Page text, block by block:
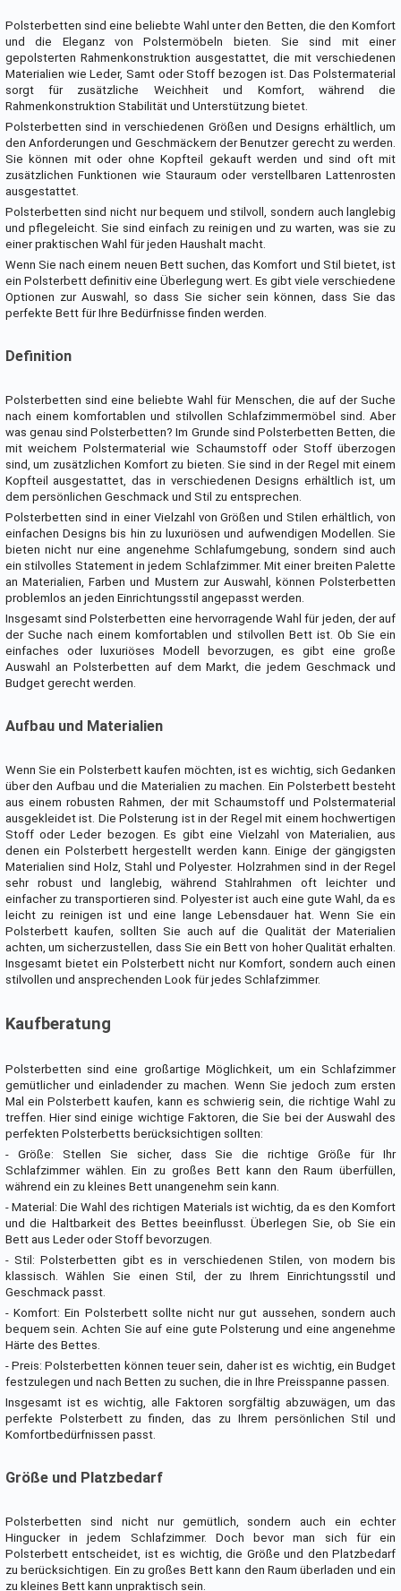
Polsterbetten sind eine beliebte Wahl unter den Betten, die den Komfort
und die Eleganz von Polstermöbeln bieten. Sie sind mit einer
gepolsterten Rahmenkonstruktion ausgestattet, die mit verschiedenen
Materialien wie Leder, Samt oder Stoff bezogen ist. Das Polstermaterial
sorgt für zusätzliche Weichheit und Komfort, während die
Rahmenkonstruktion Stabilität und Unterstützung bietet.
Polsterbetten sind in verschiedenen Größen und Designs erhältlich, um
den Anforderungen und Geschmäckern der Benutzer gerecht zu werden.
Sie können mit oder ohne Kopfteil gekauft werden und sind oft mit
zusätzlichen Funktionen wie Stauraum oder verstellbaren Lattenrosten
ausgestattet.
Polsterbetten sind nicht nur bequem und stilvoll, sondern auch langlebig
und pflegeleicht. Sie sind einfach zu reinigen und zu warten, was sie zu
einer praktischen Wahl für jeden Haushalt macht.
Wenn Sie nach einem neuen Bett suchen, das Komfort und Stil bietet, ist
ein Polsterbett definitiv eine Überlegung wert. Es gibt viele verschiedene
Optionen zur Auswahl, so dass Sie sicher sein können, dass Sie das
perfekte Bett für Ihre Bedürfnisse finden werden.
Definition
Polsterbetten sind eine beliebte Wahl für Menschen, die auf der Suche
nach einem komfortablen und stilvollen Schlafzimmermöbel sind. Aber
was genau sind Polsterbetten? Im Grunde sind Polsterbetten Betten, die
mit weichem Polstermaterial wie Schaumstoff oder Stoff überzogen
sind, um zusätzlichen Komfort zu bieten. Sie sind in der Regel mit einem
Kopfteil ausgestattet, das in verschiedenen Designs erhältlich ist, um
dem persönlichen Geschmack und Stil zu entsprechen.
Polsterbetten sind in einer Vielzahl von Größen und Stilen erhältlich, von
einfachen Designs bis hin zu luxuriösen und aufwendigen Modellen. Sie
bieten nicht nur eine angenehme Schlafumgebung, sondern sind auch
ein stilvolles Statement in jedem Schlafzimmer. Mit einer breiten Palette
an Materialien, Farben und Mustern zur Auswahl, können Polsterbetten
problemlos an jeden Einrichtungsstil angepasst werden.
Insgesamt sind Polsterbetten eine hervorragende Wahl für jeden, der auf
der Suche nach einem komfortablen und stilvollen Bett ist. Ob Sie ein
einfaches oder luxuriöses Modell bevorzugen, es gibt eine große
Auswahl an Polsterbetten auf dem Markt, die jedem Geschmack und
Budget gerecht werden.
Aufbau und Materialien
Wenn Sie ein Polsterbett kaufen möchten, ist es wichtig, sich Gedanken
über den Aufbau und die Materialien zu machen. Ein Polsterbett besteht
aus einem robusten Rahmen, der mit Schaumstoff und Polstermaterial
ausgekleidet ist. Die Polsterung ist in der Regel mit einem hochwertigen
Stoff oder Leder bezogen. Es gibt eine Vielzahl von Materialien, aus
denen ein Polsterbett hergestellt werden kann. Einige der gängigsten
Materialien sind Holz, Stahl und Polyester. Holzrahmen sind in der Regel
sehr robust und langlebig, während Stahlrahmen oft leichter und
einfacher zu transportieren sind. Polyester ist auch eine gute Wahl, da es
leicht zu reinigen ist und eine lange Lebensdauer hat. Wenn Sie ein
Polsterbett kaufen, sollten Sie auch auf die Qualität der Materialien
achten, um sicherzustellen, dass Sie ein Bett von hoher Qualität erhalten.
Insgesamt bietet ein Polsterbett nicht nur Komfort, sondern auch einen
stilvollen und ansprechenden Look für jedes Schlafzimmer.
Kaufberatung
Polsterbetten sind eine großartige Möglichkeit, um ein Schlafzimmer
gemütlicher und einladender zu machen. Wenn Sie jedoch zum ersten
Mal ein Polsterbett kaufen, kann es schwierig sein, die richtige Wahl zu
treffen. Hier sind einige wichtige Faktoren, die Sie bei der Auswahl des
perfekten Polsterbetts berücksichtigen sollten:
- Größe: Stellen Sie sicher, dass Sie die richtige Größe für Ihr
Schlafzimmer wählen. Ein zu großes Bett kann den Raum überfüllen,
während ein zu kleines Bett unangenehm sein kann.
- Material: Die Wahl des richtigen Materials ist wichtig, da es den Komfort
und die Haltbarkeit des Bettes beeinflusst. Überlegen Sie, ob Sie ein
Bett aus Leder oder Stoff bevorzugen.
- Stil: Polsterbetten gibt es in verschiedenen Stilen, von modern bis
klassisch. Wählen Sie einen Stil, der zu Ihrem Einrichtungsstil und
Geschmack passt.
- Komfort: Ein Polsterbett sollte nicht nur gut aussehen, sondern auch
bequem sein. Achten Sie auf eine gute Polsterung und eine angenehme
Härte des Bettes.
- Preis: Polsterbetten können teuer sein, daher ist es wichtig, ein Budget
festzulegen und nach Betten zu suchen, die in Ihre Preisspanne passen.
Insgesamt ist es wichtig, alle Faktoren sorgfältig abzuwägen, um das
perfekte Polsterbett zu finden, das zu Ihrem persönlichen Stil und
Komfortbedürfnissen passt.
Größe und Platzbedarf
Polsterbetten sind nicht nur gemütlich, sondern auch ein echter
Hingucker in jedem Schlafzimmer. Doch bevor man sich für ein
Polsterbett entscheidet, ist es wichtig, die Größe und den Platzbedarf
zu berücksichtigen. Ein zu großes Bett kann den Raum überladen und ein
zu kleines Bett kann unpraktisch sein.